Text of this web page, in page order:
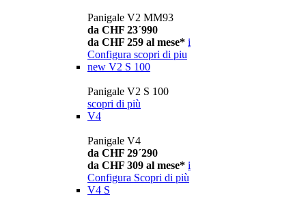
Panigale V2 MM93
da CHF 23´990
da CHF 259 al mese* i
Configura scopri di piu
new V2 S 100
Panigale V2 S 100
scopri di più
V4
Panigale V4
da CHF 29´290
da CHF 309 al mese* i
Configura Scopri di più
V4 S